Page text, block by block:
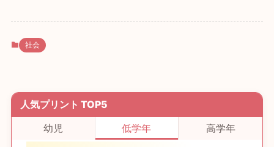
社会
人気プリント TOP5
幼児
低学年 高学年